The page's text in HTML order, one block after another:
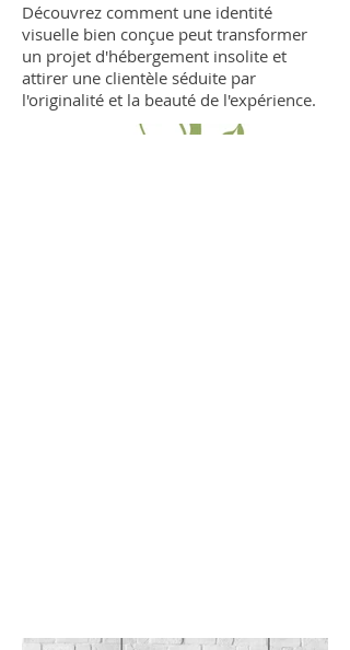
Découvrez comment une identité
visuelle bien conçue peut transformer
un projet d'hébergement insolite et
attirer une clientèle séduite par
l'originalité et la beauté de l'expérience.